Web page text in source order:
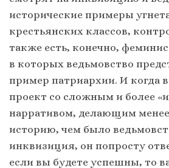
исторические примеры
крестьянских классов,
также есть, конечно,
в которых ведьмовство
пример патриархии. И когда
проект со сложным и более
нарративом, делающим
историю, чем было
инквизиция, он попросту
если вы будете успешны, то